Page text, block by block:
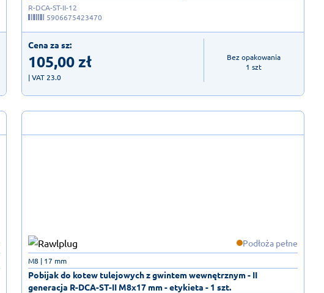
R-DCA-ST-II-12
5906675423470
Cena za sz:
105,00zł
| VAT 23.0
Bez opakowania
1 szt
Podłoża pełne
Pobijak do kotew tulejowych z gwintem wewnętrznym - II
generacja R-DCA-ST-II M8x17 mm - etykieta - 1 szt.
M8 | 17 mm